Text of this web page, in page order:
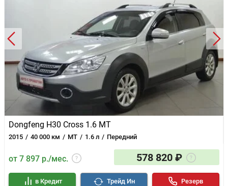
Dongfeng H30 Cross 1.6 MT
2015 40 000 км MT 1.6 л Передний
от 7 897 р./мес. 578 820 ₽
в Кредит Трейд Ин Резерв